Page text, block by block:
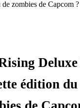
zombies de Capcom ?
édition